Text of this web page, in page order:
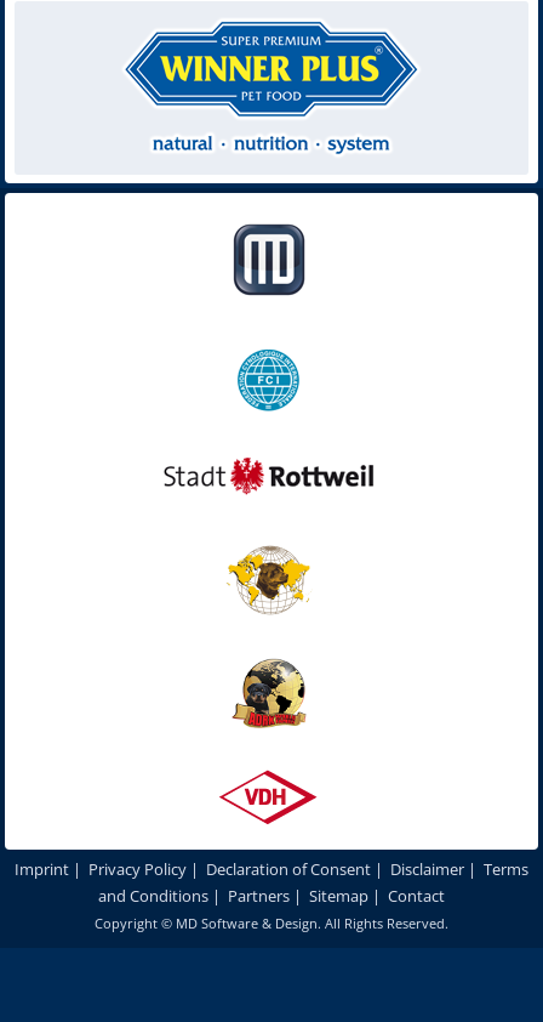
Imprint | Privacy Policy | Declaration of Consent | Disclaimer | Terms
and Conditions | Partners | Sitemap | Contact
Copyright © MD Software & Design. All Rights Reserved.